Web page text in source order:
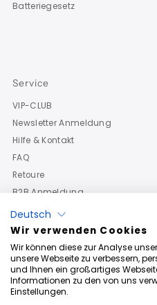
Batteriegesetz
Service
VIP-CLUB
Newsletter Anmeldung
Hilfe & Kontakt
FAQ
Retoure
B2B Anmeldung
Deutsch
Wir verwenden Cookies
Wir können diese zur Analyse
unsere Webseite zu verbessern,
und Ihnen ein großartiges
Informationen zu den von uns
Einstellungen.